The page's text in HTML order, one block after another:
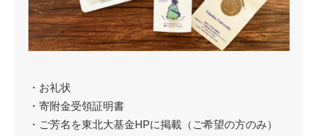
・お礼状
・寄附金受領証明書
・ご芳名を東北大基金HPに掲載（ご希望の方のみ）